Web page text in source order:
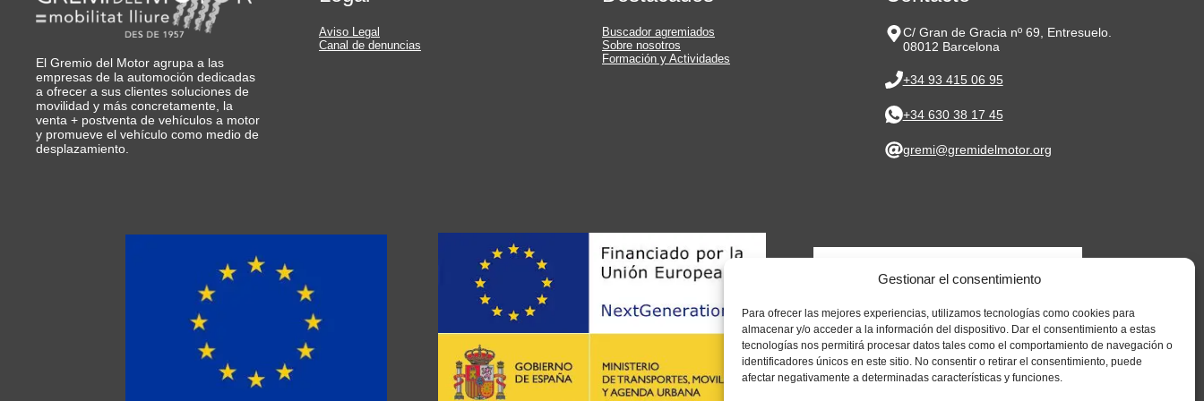
Gestionar el consentimiento
Para ofrecer las mejores experiencias, utilizamos tecnologías como cookies para
almacenar y/o acceder a la información del dispositivo. Dar el consentimiento a estas
tecnologías nos permitirá procesar datos tales como el comportamiento de navegación o
identificadores únicos en este sitio. No consentir o retirar el consentimiento, puede
afectar negativamente a determinadas características y funciones.
El Gremio del Motor agrupa a las
empresas de la automoción dedicadas
a ofrecer a sus clientes soluciones de
movilidad y más concretamente, la
venta + postventa de vehículos a motor
y promueve el vehículo como medio de
desplazamiento.
Aviso Legal
Canal de denuncias
Buscador agremiados
Sobre nosotros
Formación y Actividades
C/ Gran de Gracia nº 69, Entresuelo.
08012 Barcelona
+34 93 415 06 95
+34 630 38 17 45
gremi@gremidelmotor.org